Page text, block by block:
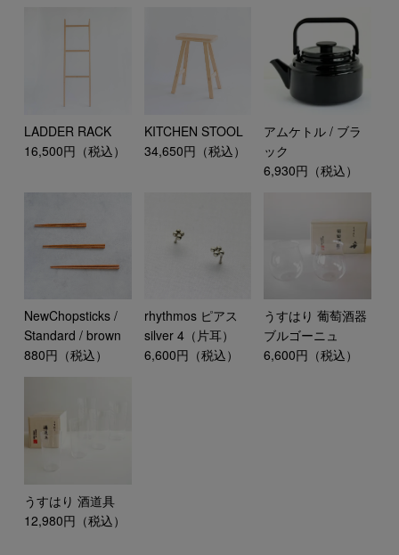
LADDER RACK
16,500円（税込）
KITCHEN STOOL
34,650円（税込）
アムケトル / ブラ
ック
6,930円（税込）
NewChopsticks /
Standard / brown
880円（税込）
rhythmos ピアス
silver 4（片耳）
6,600円（税込）
うすはり 葡萄酒器
ブルゴーニュ
6,600円（税込）
うすはり 酒道具
12,980円（税込）